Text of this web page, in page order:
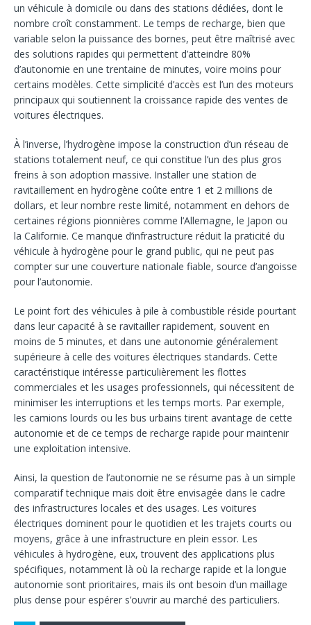
un véhicule à domicile ou dans des stations dédiées, dont le
nombre croît constamment. Le temps de recharge, bien que
variable selon la puissance des bornes, peut être maîtrisé avec
des solutions rapides qui permettent d’atteindre 80%
d’autonomie en une trentaine de minutes, voire moins pour
certains modèles. Cette simplicité d’accès est l’un des moteurs
principaux qui soutiennent la croissance rapide des ventes de
voitures électriques.
À l’inverse, l’hydrogène impose la construction d’un réseau de
stations totalement neuf, ce qui constitue l’un des plus gros
freins à son adoption massive. Installer une station de
ravitaillement en hydrogène coûte entre 1 et 2 millions de
dollars, et leur nombre reste limité, notamment en dehors de
certaines régions pionnières comme l’Allemagne, le Japon ou
la Californie. Ce manque d’infrastructure réduit la praticité du
véhicule à hydrogène pour le grand public, qui ne peut pas
compter sur une couverture nationale fiable, source d’angoisse
pour l’autonomie.
Le point fort des véhicules à pile à combustible réside pourtant
dans leur capacité à se ravitailler rapidement, souvent en
moins de 5 minutes, et dans une autonomie généralement
supérieure à celle des voitures électriques standards. Cette
caractéristique intéresse particulièrement les flottes
commerciales et les usages professionnels, qui nécessitent de
minimiser les interruptions et les temps morts. Par exemple,
les camions lourds ou les bus urbains tirent avantage de cette
autonomie et de ce temps de recharge rapide pour maintenir
une exploitation intensive.
Ainsi, la question de l’autonomie ne se résume pas à un simple
comparatif technique mais doit être envisagée dans le cadre
des infrastructures locales et des usages. Les voitures
électriques dominent pour le quotidien et les trajets courts ou
moyens, grâce à une infrastructure en plein essor. Les
véhicules à hydrogène, eux, trouvent des applications plus
spécifiques, notamment là où la recharge rapide et la longue
autonomie sont prioritaires, mais ils ont besoin d’un maillage
plus dense pour espérer s’ouvrir au marché des particuliers.